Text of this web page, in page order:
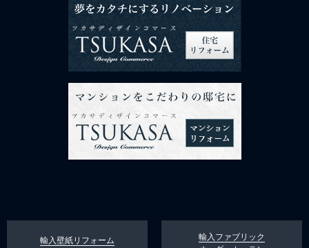
輸入壁紙リフォーム
輸入ファブリック